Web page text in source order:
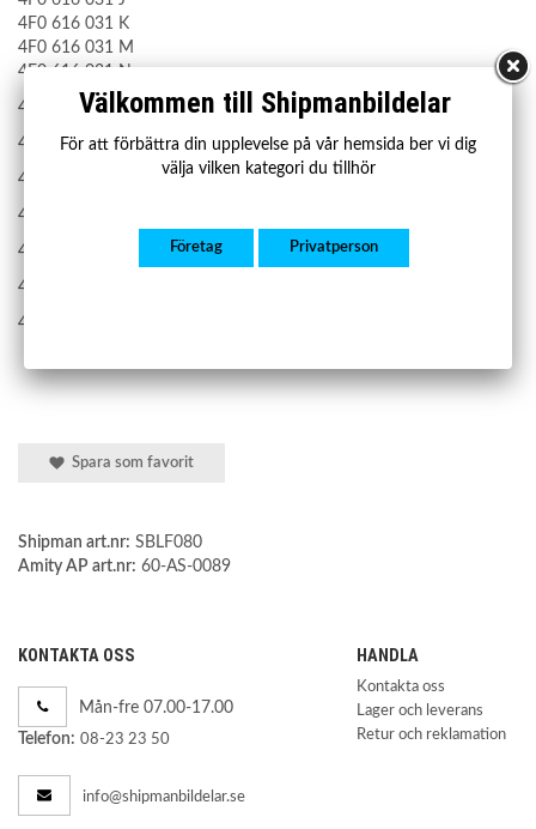
4F0 616 031 K
4F0 616 031 M
4F0 616 031 N
4F0616031A
4F0616031D
4F0616031E
4F0616031J
4F0616031K
4F0616031M
4F0616031N
Spara som favorit
Shipman art.nr: SBLF080
Amity AP art.nr: 60-AS-0089
KONTAKTA OSS
Mån-fre 07.00-17.00
Telefon: 08-23 23 50
info@shipmanbildelar.se
HANDLA
Kontakta oss
Lager och leverans
Retur och reklamation
Välkommen till Shipmanbildelar
För att förbättra din upplevelse på vår hemsida ber vi dig
välja vilken kategori du tillhör
Företag Privatperson